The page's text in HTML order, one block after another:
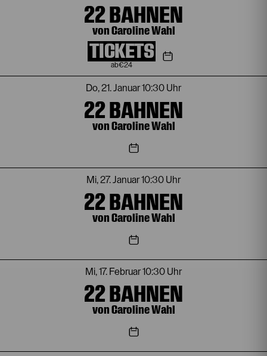
22 BAHNEN
von Caroline Wahl
TICKETS
€24
Do, 21. Januar10:30 Uhr
22 BAHNEN
von Caroline Wahl
Mi, 27. Januar10:30 Uhr
22 BAHNEN
von Caroline Wahl
Mi, 17. Februar10:30 Uhr
22 BAHNEN
von Caroline Wahl